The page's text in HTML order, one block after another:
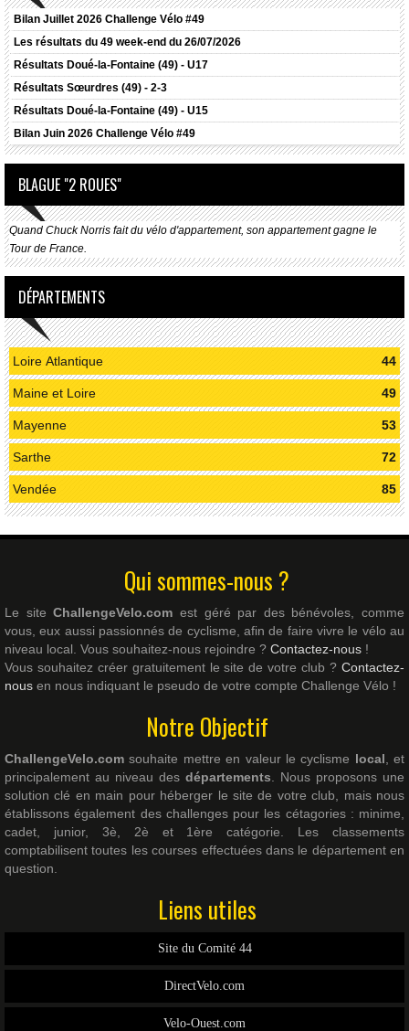
Bilan Juillet 2026 Challenge Vélo #49
Les résultats du 49 week-end du 26/07/2026
Résultats Doué-la-Fontaine (49) - U17
Résultats Sœurdres (49) - 2-3
Résultats Doué-la-Fontaine (49) - U15
Bilan Juin 2026 Challenge Vélo #49
BLAGUE "2 ROUES"
Quand Chuck Norris fait du vélo d'appartement, son appartement gagne le
Tour de France.
DÉPARTEMENTS
Loire Atlantique 44
Maine et Loire 49
Mayenne 53
Sarthe 72
Vendée 85
Qui sommes-nous ?
Le siteChallengeVelo.com est géré par des bénévoles, comme
vous, eux aussi passionnés de cyclisme, afin de faire vivre le vélo au
niveau local. Vous souhaitez-nous rejoindre ? Contactez-nous !
Vous souhaitez créer gratuitement le site de votre club ? Contactez-
nous en nous indiquant le pseudo de votre compte Challenge Vélo !
Notre Objectif
ChallengeVelo.com souhaite mettre en valeur le cyclisme local, et
principalement au niveau des départements. Nous proposons une
solution clé en main pour héberger le site de votre club, mais nous
établissons également des challenges pour les cétagories : minime,
cadet, junior, 3è, 2è et 1ère catégorie. Les classements
comptabilisent toutes les courses effectuées dans le département en
question.
Liens utiles
Site du Comité 44
DirectVelo.com
Velo-Ouest.com